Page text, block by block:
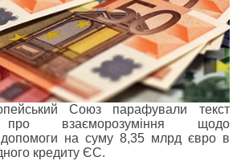
Союз парафували текст
про взаєморозуміння щодо
допомоги на суму 8,35 млрд євро в
кредиту ЄС.